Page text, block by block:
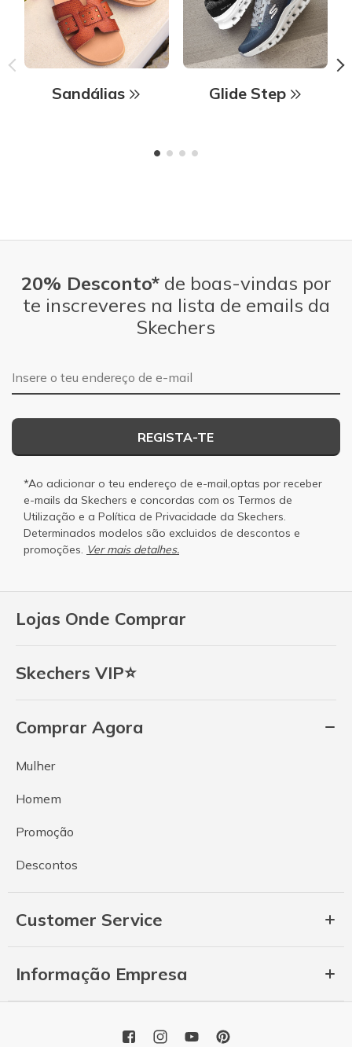
Sandálias Glide Step
Lojas Onde Comprar
Skechers VIP⭐
Comprar Agora
Mulher
Homem
Promoção
Descontos
Customer Service
Informação Empresa
20% Desconto*de boas-vindas por
te inscreveres na lista de emails da
Skechers
Endereço de e-mail
REGISTA-TE
*Ao adicionar o teu endereço de e-mail,optas por receber
e-mails da Skechers e concordas com os Termos de
Utilização e a Política de Privacidade da Skechers.
Determinados modelos são excluidos de descontos e
promoções. Ver mais detalhes.